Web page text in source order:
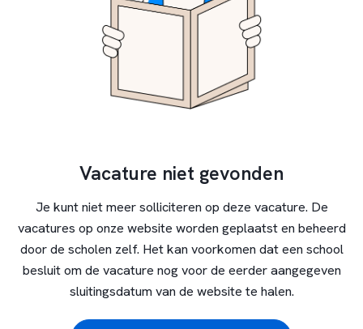
Vacature niet gevonden
Je kunt niet meer solliciteren op deze vacature. De
vacatures op onze website worden geplaatst en beheerd
door de scholen zelf. Het kan voorkomen dat een school
besluit om de vacature nog voor de eerder aangegeven
sluitingsdatum van de website te halen.